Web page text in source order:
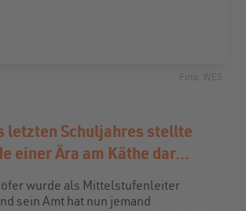
Foto: WES
letzten Schuljahres stellte
einer Ära am Käthe dar...
wurde als Mittelstufenleiter
sein Amt hat nun jemand